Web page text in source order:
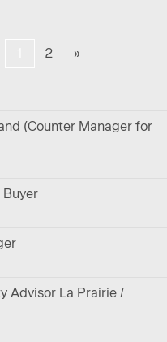
2 »
(Counter Manager for
Advisor La Prairie /